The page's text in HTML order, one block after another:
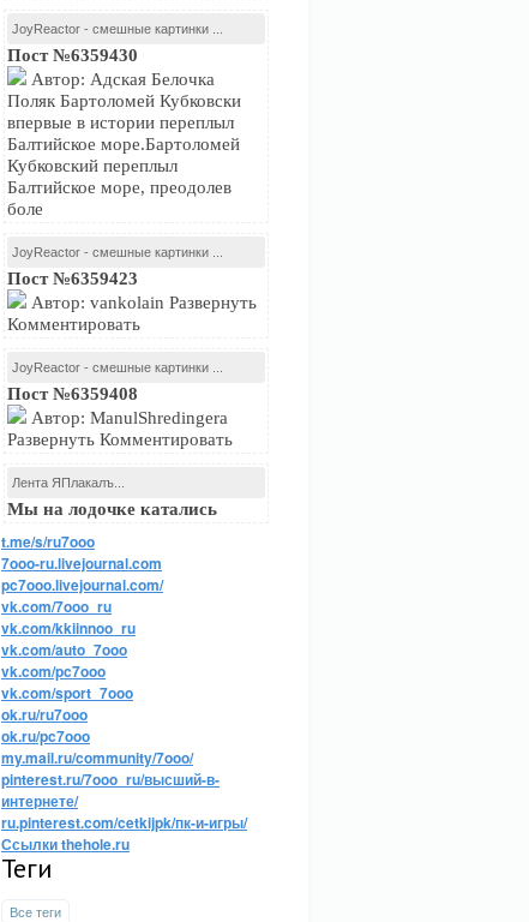
JoyReactor - смешные картинки ...
Пост №6359430
Автор: Адская Белочка
Поляк Бартоломей Кубковски
впервые в истории переплыл
Балтийское море.Бартоломей
Кубковский переплыл
Балтийское море, преодолев
боле
JoyReactor - смешные картинки ...
Пост №6359423
Автор: vankolain Развернуть
Комментировать
JoyReactor - смешные картинки ...
Пост №6359408
Автор: ManulShredingera
Развернуть Комментировать
Лента ЯПлакалъ...
Мы на лодочке катались
t.me/s/ru7ooo
7ooo-ru.livejournal.com
pc7ooo.livejournal.com/
vk.com/7ooo_ru
vk.com/kkiinnoo_ru
vk.com/auto_7ooo
vk.com/pc7ooo
vk.com/sport_7ooo
ok.ru/ru7ooo
ok.ru/pc7ooo
my.mail.ru/community/7ooo/
pinterest.ru/7ooo_ru/высший-в-
интернете/
ru.pinterest.com/cetkijpk/пк-и-игры/
Ссылки thehole.ru
Теги
Все теги